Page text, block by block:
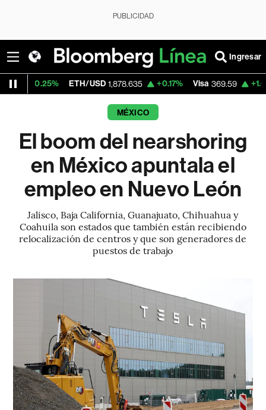
PUBLICIDAD
Ingresar
ETH/USD 1,878.635 +0.17% Visa 369.59 +1.07%
MÉXICO
El boom del nearshoring
en México apuntala el
empleo en Nuevo León
Jalisco, Baja California, Guanajuato, Chihuahua y
Coahuila son estados que también están recibiendo
relocalización de centros y que son generadores de
puestos de trabajo